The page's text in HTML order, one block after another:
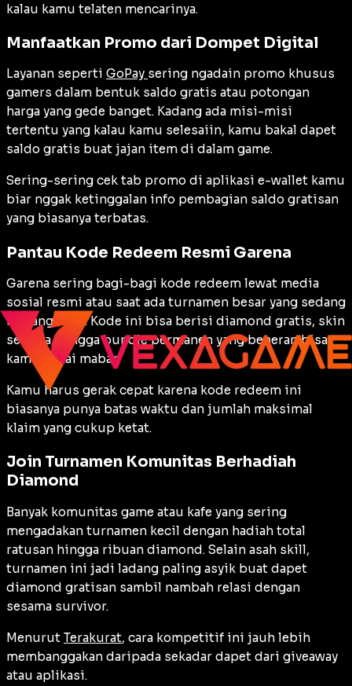
kalau kamu telaten mencarinya.
Manfaatkan Promo dari Dompet Digital
Layanan seperti GoPay sering ngadain promo khusus
gamers dalam bentuk saldo gratis atau potongan
harga yang gede banget. Kadang ada misi-misi
tertentu yang kalau kamu selesaiin, kamu bakal dapet
saldo gratis buat jajan item di dalam game.
Sering-sering cek tab promo di aplikasi e-wallet kamu
biar nggak ketinggalan info pembagian saldo gratisan
yang biasanya terbatas.
Pantau Kode Redeem Resmi Garena
Garena sering bagi-bagi kode redeem lewat media
sosial resmi atau saat ada turnamen besar yang sedang
berlangsung. Kode ini bisa berisi diamond gratis, skin
senjata, hingga bundle permanen yang beneran bisa
kamu pakai mabar.
Kamu harus gerak cepat karena kode redeem ini
biasanya punya batas waktu dan jumlah maksimal
klaim yang cukup ketat.
Join Turnamen Komunitas Berhadiah
Diamond
Banyak komunitas game atau kafe yang sering
mengadakan turnamen kecil dengan hadiah total
ratusan hingga ribuan diamond. Selain asah skill,
turnamen ini jadi ladang paling asyik buat dapet
diamond gratisan sambil nambah relasi dengan
sesama survivor.
Menurut Terakurat, cara kompetitif ini jauh lebih
membanggakan daripada sekadar dapet dari giveaway
atau aplikasi.